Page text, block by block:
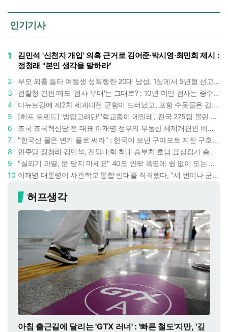
인기기사
1
김민석 '신천지 개입' 의혹 근거로 김어준·박시영·최민희 제시 :
정청래 "본인 생각을 말하라"
2
부모 외출 틈타 여동생 성폭행한 20대 남성, 1심에서 5년형 선고 : 친족 간 '암수범죄'의 심각성
3
검찰청 간판 떼도 '검사 우대'는 그대로? : 10년 미만 검사는 중수청 4급 수사관으로 직행한다
4
다뉴브강에 제2차 세계대전 군함이 드러났고, 포항 수돗물은 갑자기 짜졌다 : 폭염·가뭄이 만든 낯선 풍경
5
[허프 트렌드] '방탑고려단' '학교종이 에밀레', 전국 275팀 몰린 2026년 국립중앙박물관 분장대회 : 숨은 실력자들 나온다
6
조국 조국혁신당 전 대표 이재명 정부의 부동산 세제개편안 비판했다 : '공공주택 대전환' 촉구
7
"한국산 물은 변기 물로 써라" : 한국이 보낸 구마모토 지진 구호품에 한 일본인이 보인 반응
8
민주당 정청래·김민석, 전당대회 최대 승부처 호남 표심잡기 총력 : 격차 10%p 안이냐, 밖이냐
9
"실외기 과열, 문 닫지 마세요" 40도 안팎 폭염에 쉼 없이 도는 에어컨 : 화재 위험 경고등!
10
이재명 대통령이 사관학교 통합 반대를 직격했다, "세 번이나 군사 쿠데타 했는데 압도적 지위"
허프생각
아침 출근길에 달리는 'GTX 러너' : '빠른 철도'지만, '깊